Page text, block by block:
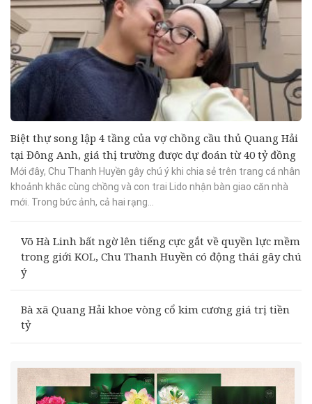
Biệt thự song lập 4 tầng của vợ chồng cầu thủ Quang Hải
tại Đông Anh, giá thị trường được dự đoán từ 40 tỷ đồng
Mới đây, Chu Thanh Huyền gây chú ý khi chia sẻ trên trang cá nhân
khoảnh khắc cùng chồng và con trai Lido nhận bàn giao căn nhà
mới. Trong bức ảnh, cả hai rạng...
Võ Hà Linh bất ngờ lên tiếng cực gắt về quyền lực mềm
trong giới KOL, Chu Thanh Huyền có động thái gây chú
ý
Bà xã Quang Hải khoe vòng cổ kim cương giá trị tiền
tỷ